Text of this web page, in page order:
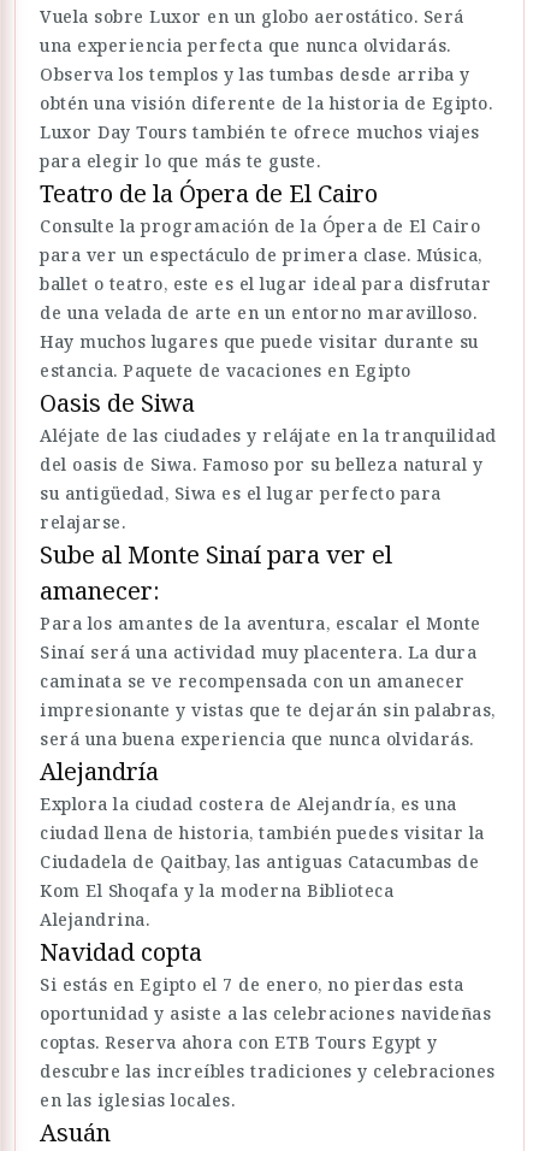
Vuela sobre Luxor en un globo aerostático. Será
una experiencia perfecta que nunca olvidarás.
Observa los templos y las tumbas desde arriba y
obtén una visión diferente de la historia de Egipto.
Luxor Day Tours también te ofrece muchos viajes
para elegir lo que más te guste.
Teatro de la Ópera de El Cairo
Consulte la programación de la Ópera de El Cairo
para ver un espectáculo de primera clase. Música,
ballet o teatro, este es el lugar ideal para disfrutar
de una velada de arte en un entorno maravilloso.
Hay muchos lugares que puede visitar durante su
estancia. Paquete de vacaciones en Egipto
Oasis de Siwa
Aléjate de las ciudades y relájate en la tranquilidad
del oasis de Siwa. Famoso por su belleza natural y
su antigüedad, Siwa es el lugar perfecto para
relajarse.
Sube al Monte Sinaí para ver el
amanecer:
Para los amantes de la aventura, escalar el Monte
Sinaí será una actividad muy placentera. La dura
caminata se ve recompensada con un amanecer
impresionante y vistas que te dejarán sin palabras,
será una buena experiencia que nunca olvidarás.
Alejandría
Explora la ciudad costera de Alejandría, es una
ciudad llena de historia, también puedes visitar la
Ciudadela de Qaitbay, las antiguas Catacumbas de
Kom El Shoqafa y la moderna Biblioteca
Alejandrina.
Navidad copta
Si estás en Egipto el 7 de enero, no pierdas esta
oportunidad y asiste a las celebraciones navideñas
coptas. Reserva ahora con ETB Tours Egypt y
descubre las increíbles tradiciones y celebraciones
en las iglesias locales.
Asuán